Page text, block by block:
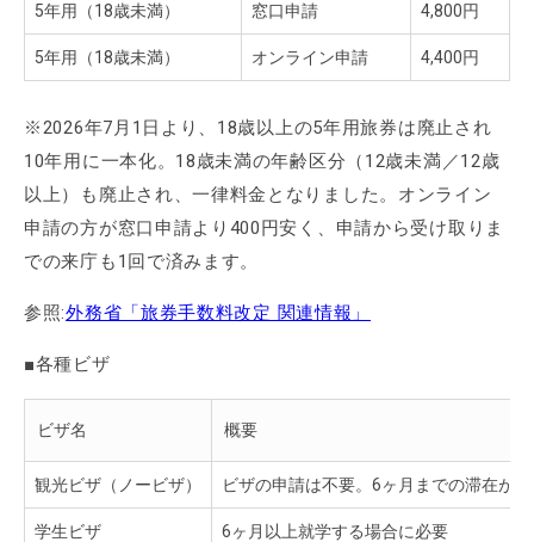
5年用（18歳未満） 窓口申請 4,800円
5年用（18歳未満） オンライン申請 4,400円
※2026年7月1日より、18歳以上の5年用旅券は廃止され
10年用に一本化。18歳未満の年齢区分（12歳未満／12歳
以上）も廃止され、一律料金となりました。オンライン
申請の方が窓口申請より400円安く、申請から受け取りま
での来庁も1回で済みます。
参照:外務省「旅券手数料改定 関連情報」
■各種ビザ
ビザ名 概要
観光ビザ（ノービザ） ビザの申請は不要。6ヶ月までの滞在が
学生ビザ 6ヶ月以上就学する場合に必要